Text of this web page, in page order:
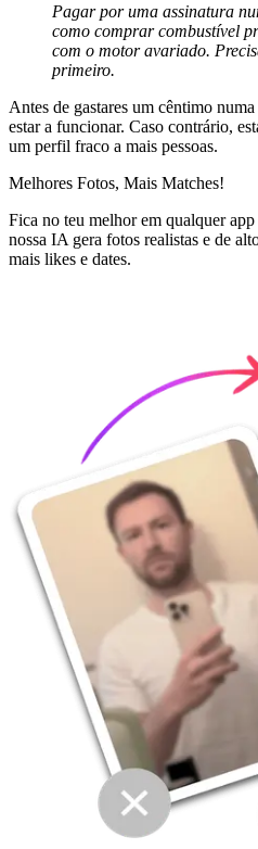
Pagar por uma assinatura
como comprar combustível
com o motor avariado.
primeiro.
Antes de gastares um cêntimo
estar a funcionar. Caso contrário,
um perfil fraco a mais pessoas.
Melhores Fotos, Mais Matches!
Fica no teu melhor em qualquer
nossa IA gera fotos realistas e de
mais likes e dates.